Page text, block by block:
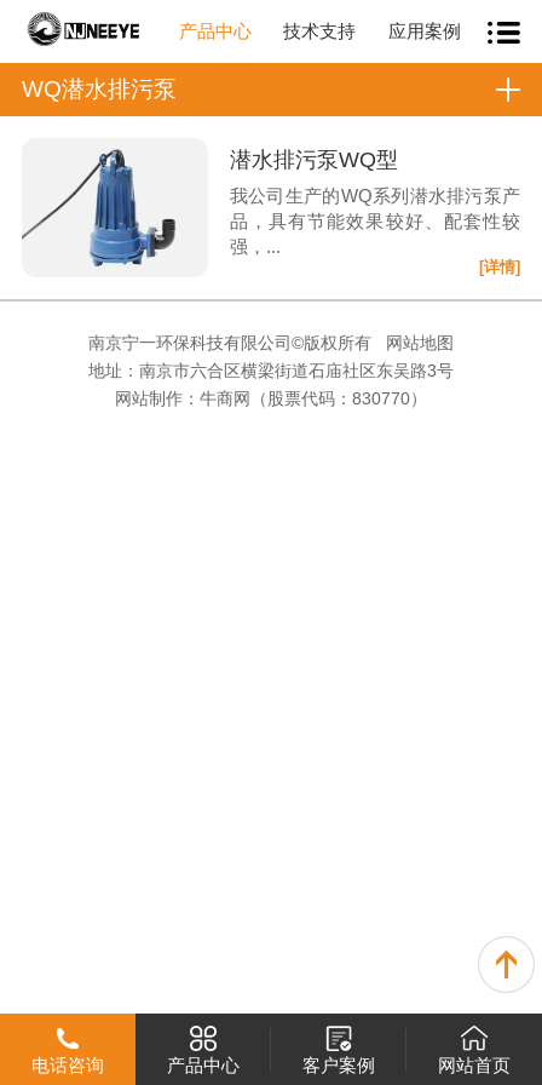
产品中心 技术支持 应用案例
WQ潜水排污泵
潜水排污泵WQ型
我公司生产的WQ系列潜水排污泵产
品，具有节能效果较好、配套性较
强，...
[详情]
南京宁一环保科技有限公司©版权所有
网站地图
地址：南京市六合区横梁街道石庙社区东吴路3号
网站制作： 牛商网 （股票代码：830770）
电话咨询 产品中心 客户案例 网站首页